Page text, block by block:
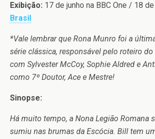
Exibição: 17 de junho na BBC One / 18
Brasil
*Vale lembrar que Rona Munro foi a
série clássica, responsável pelo roteiro do
com Sylvester McCoy, Sophie Aldred e
como 7º Doutor, Ace e Mestre!
Sinopse:
Há muito tempo, a Nona Legião Romana
sumiu nas brumas da Escócia. Bill tem